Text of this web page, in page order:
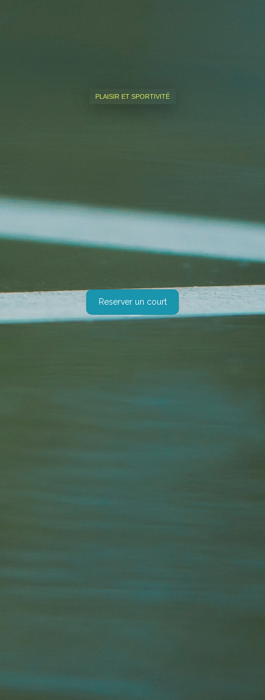
PLAISIR ET SPORTIVITÉ
Reserver un court